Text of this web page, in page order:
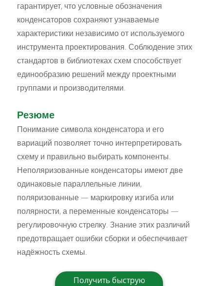
гарантирует, что условные обозначения
конденсаторов сохраняют узнаваемые
характеристики независимо от используемого
инструмента проектирования. Соблюдение этих
стандартов в библиотеках схем способствует
единообразию решений между проектными
группами и производителями.
Резюме
Понимание символа конденсатора и его
вариаций позволяет точно интерпретировать
схему и правильно выбирать компоненты.
Неполяризованные конденсаторы имеют две
одинаковые параллельные линии,
поляризованные — маркировку изгиба или
полярности, а переменные конденсаторы —
регулировочную стрелку. Знание этих различий
предотвращает ошибки сборки и обеспечивает
надёжность схемы.
Получить быструю